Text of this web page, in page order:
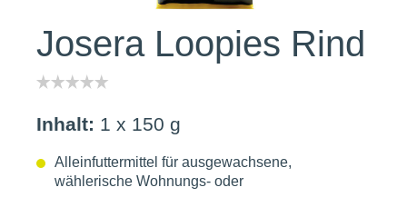
Josera Loopies Rind
Inhalt: 1 x 150 g
Alleinfuttermittel für ausgewachsene,
wählerische Wohnungs- oder